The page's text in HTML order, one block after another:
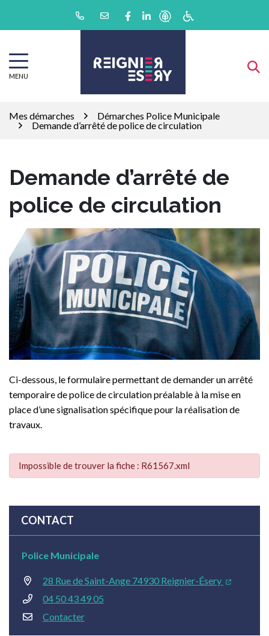
Lien vers le compte Facebook
Lien vers le compte Linkedin
MENU
Mes démarches
Démarches Police Municipale
Demande d’arrêté de police de circulation
Demande d’arrêté de
police de circulation
Ci-dessous, le formulaire permettant de demander un arrêté
temporaire de police de circulation préalable à la mise en
place d’une signalisation spécifique pour la réalisation de
travaux.
Impossible de trouver la fiche : R61567.xml
CONTACT
Police Municipale
28 Rue de Saint-Ange 74930 Reignier-Ésery
04 50 43 49 05
Contacter